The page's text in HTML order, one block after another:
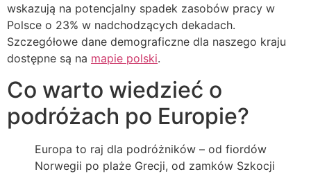
wskazują na potencjalny spadek zasobów pracy w
Polsce o 23% w nadchodzących dekadach.
Szczegółowe dane demograficzne dla naszego kraju
dostępne są na mapie polski.
Co warto wiedzieć o
podróżach po Europie?
Europa to raj dla podróżników – od fiordów
Norwegii po plaże Grecji, od zamków Szkocji